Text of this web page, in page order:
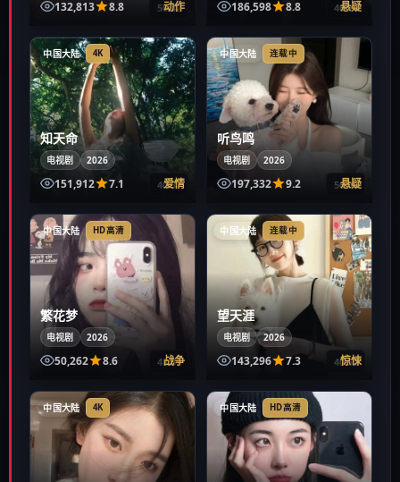
50:42
132,813 8.8 动作 40:14
186,598 8.8 悬疑
中国大陆 4K
40:57
知天命
电视剧 2026
151,912 7.1 爱情
中国大陆 连载中
50:06
听鸟鸣
电视剧 2026
197,332 9.2 悬疑
中国大陆 HD高清
48:59
繁花梦
电视剧 2026
50,262 8.6 战争
中国大陆 连载中
40:50
望天涯
电视剧 2026
143,296 7.3 惊悚
中国大陆 4K 中国大陆 HD高清